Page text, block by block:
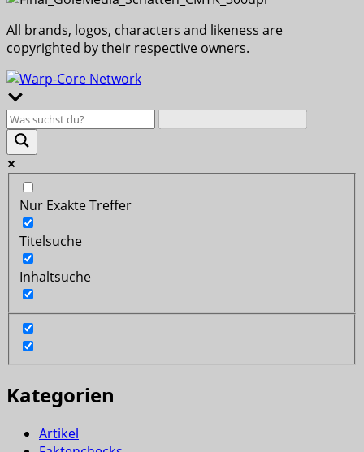
All brands, logos, characters and likeness are
copyrighted by their respective owners.
Nur Exakte Treffer
Titelsuche
Inhaltsuche
Kategorien
Artikel